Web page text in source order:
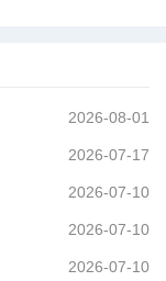
2026-08-01
2026-07-17
2026-07-10
2026-07-10
2026-07-10